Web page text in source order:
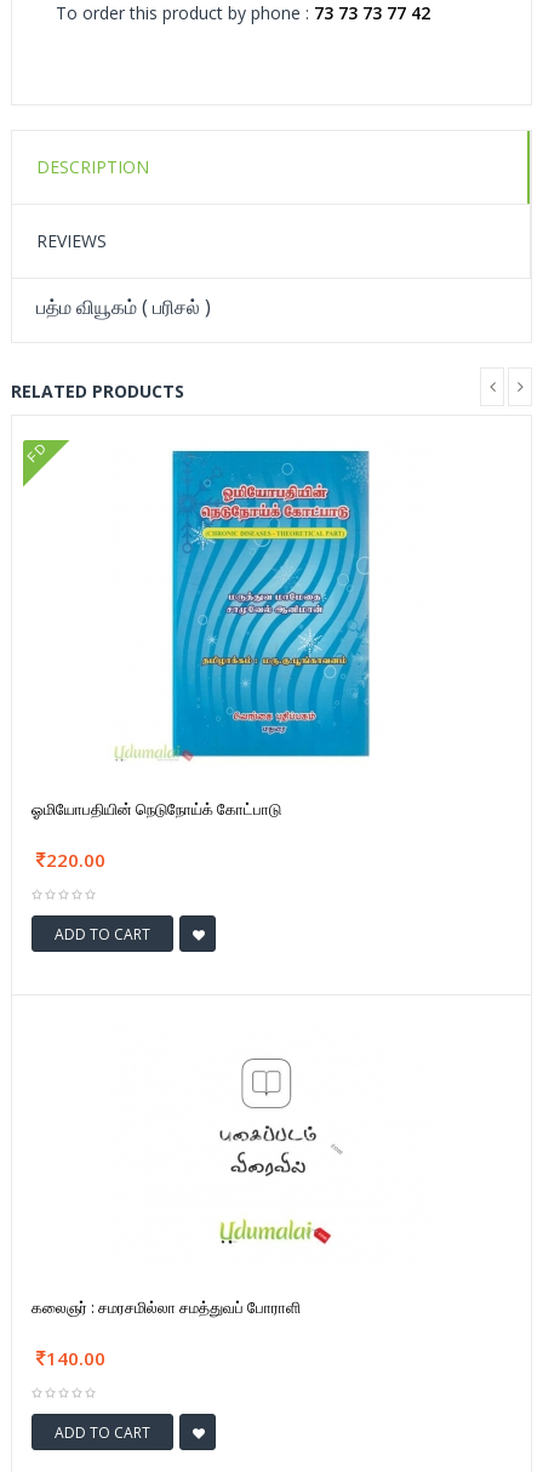
To order this product by phone : 73 73 73 77 42
DESCRIPTION
REVIEWS
பத்ம வியூகம் ( பரிசல் )
RELATED PRODUCTS
FD
ஓமியோபதியின் நெடுநோய்க் கோட்பாடு
220.00
ADD TO CART
கலைஞர் : சமரசமில்லா சமத்துவப் போராளி
140.00
ADD TO CART